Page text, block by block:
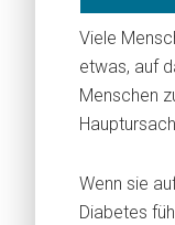
Viele
etwas, auf
Menschen
Wenn sie
Diabetes